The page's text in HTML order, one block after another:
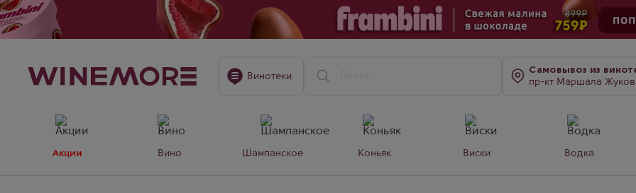
Винотеки
Самовывоз из
пр-кт Маршала Жукова, д.
Акции Вино Шампанское Коньяк Виски Водка